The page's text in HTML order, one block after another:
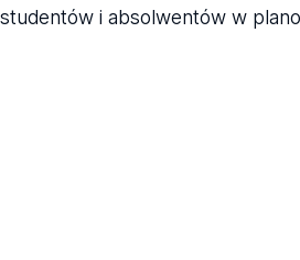
i absolwentów w